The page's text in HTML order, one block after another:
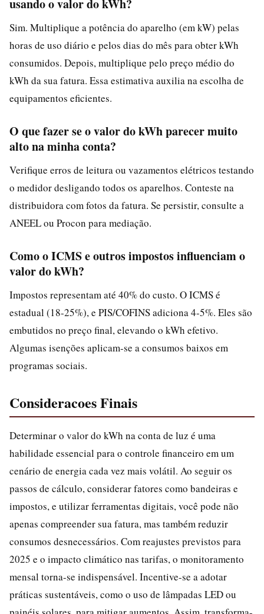
usando o valor do kWh?
Sim. Multiplique a potência do aparelho (em kW) pelas
horas de uso diário e pelos dias do mês para obter kWh
consumidos. Depois, multiplique pelo preço médio do
kWh da sua fatura. Essa estimativa auxilia na escolha de
equipamentos eficientes.
O que fazer se o valor do kWh parecer muito
alto na minha conta?
Verifique erros de leitura ou vazamentos elétricos testando
o medidor desligando todos os aparelhos. Conteste na
distribuidora com fotos da fatura. Se persistir, consulte a
ANEEL ou Procon para mediação.
Como o ICMS e outros impostos influenciam o
valor do kWh?
Impostos representam até 40% do custo. O ICMS é
estadual (18-25%), e PIS/COFINS adiciona 4-5%. Eles são
embutidos no preço final, elevando o kWh efetivo.
Algumas isenções aplicam-se a consumos baixos em
programas sociais.
Consideracoes Finais
Determinar o valor do kWh na conta de luz é uma
habilidade essencial para o controle financeiro em um
cenário de energia cada vez mais volátil. Ao seguir os
passos de cálculo, considerar fatores como bandeiras e
impostos, e utilizar ferramentas digitais, você pode não
apenas compreender sua fatura, mas também reduzir
consumos desnecessários. Com reajustes previstos para
2025 e o impacto climático nas tarifas, o monitoramento
mensal torna-se indispensável. Incentive-se a adotar
práticas sustentáveis, como o uso de lâmpadas LED ou